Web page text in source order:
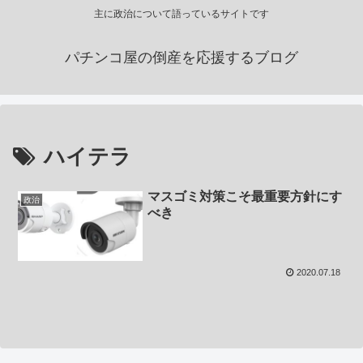
主に政治について語っているサイトです
パチンコ屋の倒産を応援するブログ
ハイテラ
政治
マスゴミ対策こそ最重要方針にす
べき
2020.07.18